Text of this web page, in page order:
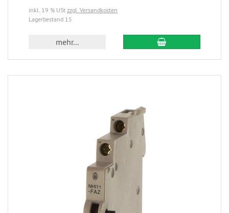
inkl. 19 % USt zzgl. Versandkosten
Lagerbestand 15
mehr...